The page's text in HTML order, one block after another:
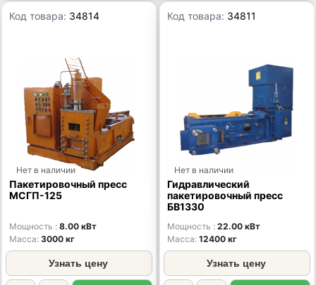
Код товара: 34814
Нет в наличии
Пакетировочный пресс
МСГП-125
Мощность
8.00 кВт
Масса 3000 кг
Узнать цену
Код товара: 34811
Нет в наличии
Гидравлический
пакетировочный пресс
БВ1330
Мощность
22.00 кВт
Масса 12400 кг
Узнать цену